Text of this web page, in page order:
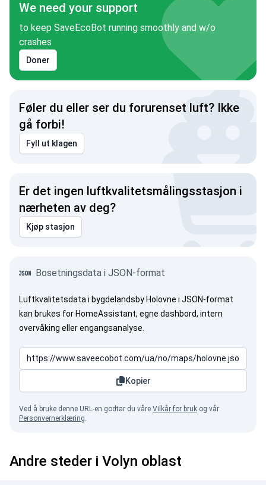
We need your support
to keep SaveEcoBot running smoothly and w/o
crashes
Doner
Føler du eller ser du forurenset luft? Ikke
gå forbi!
Fyll ut klagen
Er det ingen luftkvalitetsmålingsstasjon i
nærheten av deg?
Kjøp stasjon
Bosetningsdata i JSON-format
Luftkvalitetsdata i bygdelandsby Holovne i JSON-format
kan brukes for HomeAssistant, egne dashbord, intern
overvåking eller engangsanalyse.
Kopier
Ved å bruke denne URL-en godtar du våre Vilkår for bruk og vår
Personvernerklæring.
Andre steder i Volyn oblast